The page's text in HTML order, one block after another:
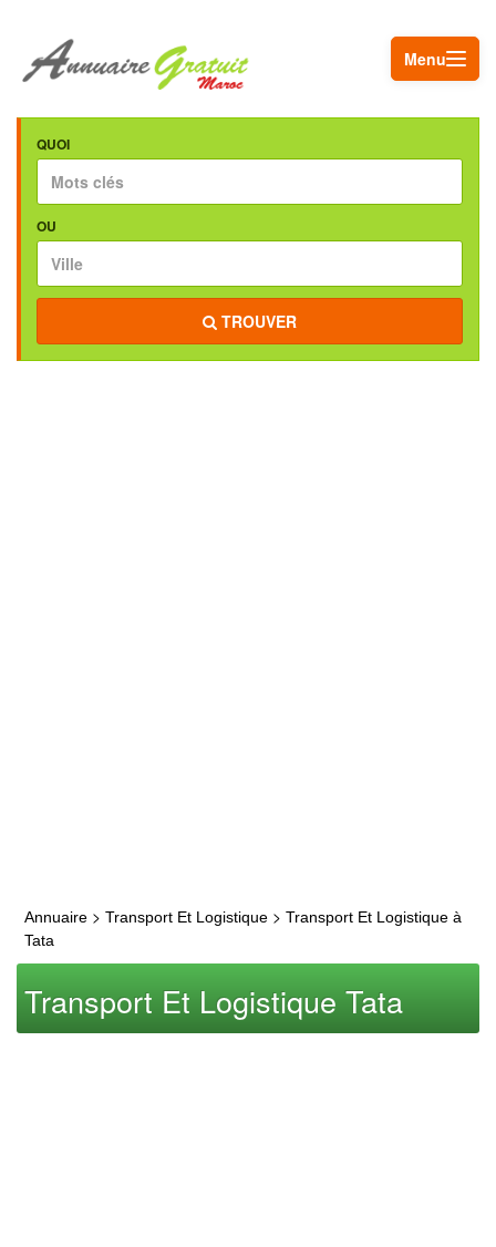
Menu
QUOI
OU
TROUVER
Annuaire > Transport Et Logistique > Transport Et Logistique à
Tata
Transport Et Logistique Tata